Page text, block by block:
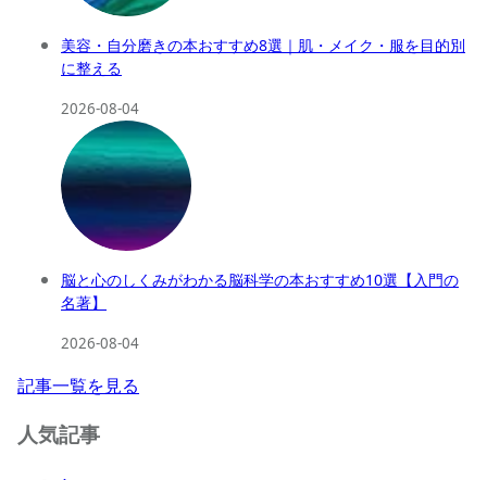
美容・自分磨きの本おすすめ8選｜肌・メイク・服を目的別
に整える
2026-08-04
脳と心のしくみがわかる脳科学の本おすすめ10選【入門の
名著】
2026-08-04
記事一覧を見る
人気記事